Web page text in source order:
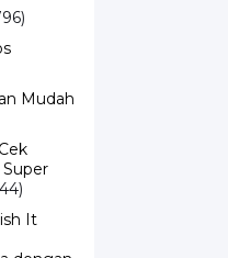
Mudah
It
dengan